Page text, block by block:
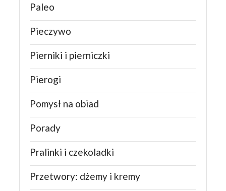
Paleo
Pieczywo
Pierniki i pierniczki
Pierogi
Pomysł na obiad
Porady
Pralinki i czekoladki
Przetwory: dżemy i kremy